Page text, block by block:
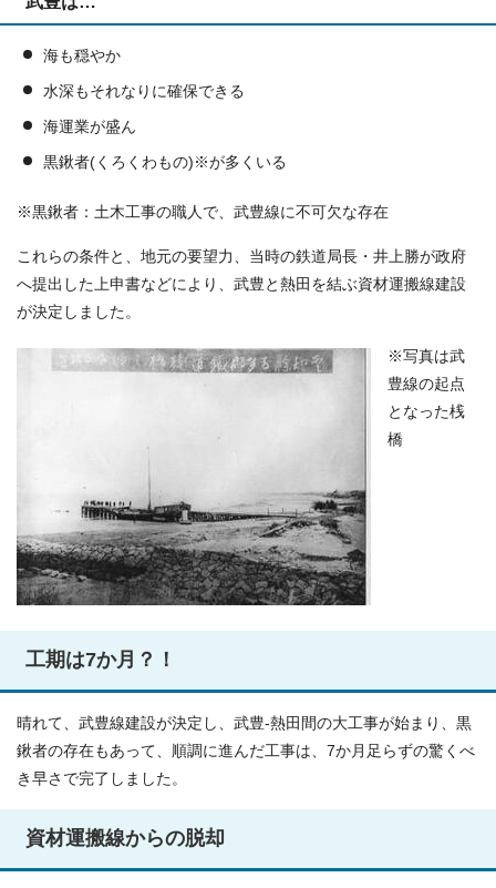
海も穏やか
水深もそれなりに確保できる
海運業が盛ん
黒鍬者(くろくわもの)※が多くいる
※黒鍬者：土木工事の職人で、武豊線に不可欠な存在
これらの条件と、地元の要望力、当時の鉄道局長・井上勝が政府
へ提出した上申書などにより、武豊と熱田を結ぶ資材運搬線建設
が決定しました。
※写真は武
豊線の起点
となった桟
橋
工期は7か月？！
晴れて、武豊線建設が決定し、武豊‐熱田間の大工事が始まり、黒
鍬者の存在もあって、順調に進んだ工事は、7か月足らずの驚くべ
き早さで完了しました。
資材運搬線からの脱却